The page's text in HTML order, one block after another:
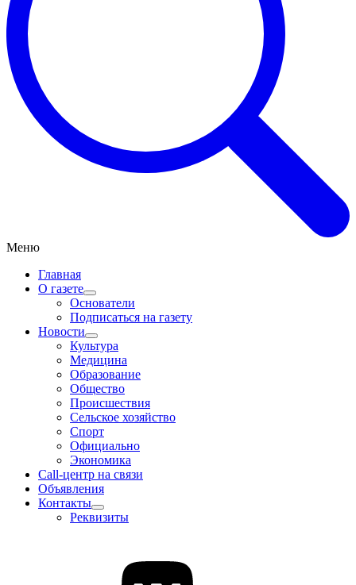
Меню
Главная
О газете
Основатели
Подписаться на газету
Новости
Культура
Медицина
Образование
Общество
Происшествия
Сельское хозяйство
Спорт
Официально
Экономика
Call-центр на связи
Объявления
Контакты
Реквизиты